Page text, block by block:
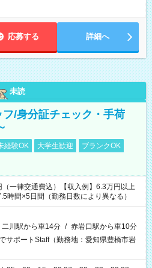
0～5h/月）
応募する 詳細へ
未読
/身分証チェック・手荷
経験OK 大学生歓迎
ブランクOK
一律交通費込）【収入例】6.3万円以上
間×5日間（勤務日数により異なる）
二川駅から車14分 / 赤岩口駅から車10分
サポートStaff（勤務地：愛知県豊橋市岩